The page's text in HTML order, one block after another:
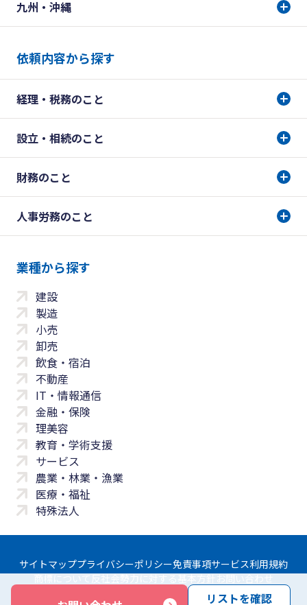
リストを確認
九州・沖縄
依頼内容から探す
経理・税務のこと
設立・相続のこと
財務のこと
人事労務のこと
業種から探す
建設
製造
小売
卸売
飲食・宿泊
不動産
IT・情報通信
金融・保険
理美容
教育・学術支援
サービス
農業・林業・漁業
医療・福祉
特殊法人
サイトマッププライバシーポリシー免責事項サービス利用規約
商標について 反社会勢力に対する基本方針 お問い合わせ